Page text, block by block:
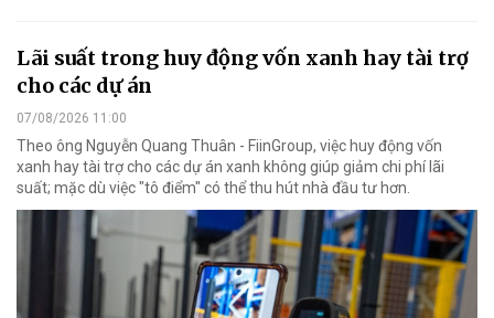
Lãi suất trong huy động vốn xanh hay tài trợ
cho các dự án
07/08/2026 11:00
Theo ông Nguyễn Quang Thuân - FiinGroup, việc huy động vốn
xanh hay tài trợ cho các dự án xanh không giúp giảm chi phí lãi
suất; mặc dù việc "tô điểm" có thể thu hút nhà đầu tư hơn.